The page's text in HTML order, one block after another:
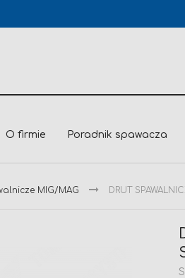
O firmie Poradnik spawacza
MIG/MAG DRUT